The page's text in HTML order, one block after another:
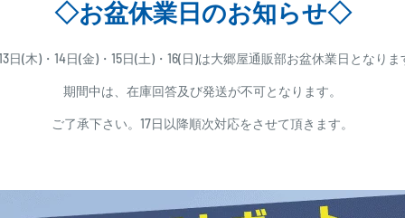
◇お盆休業日のお知らせ◇
日(木)・14日(金)・15日(土)・16(日)は大郷屋通販部お盆休業日となりま
期間中は、在庫回答及び発送が不可となります。
ご了承下さい。17日以降順次対応をさせて頂きます。